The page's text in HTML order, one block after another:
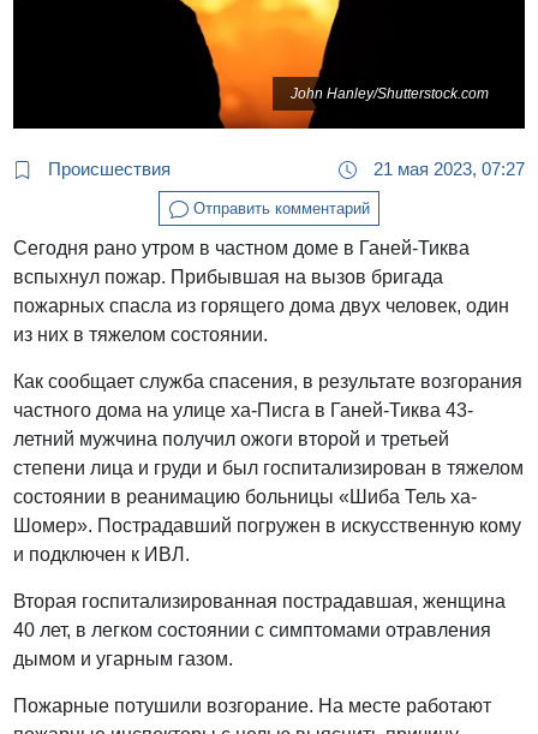
John Hanley/Shutterstock.com
Происшествия 21 мая 2023, 07:27
Отправить комментарий
Сегодня рано утром в частном доме в Ганей-Тиква
вспыхнул пожар. Прибывшая на вызов бригада
пожарных спасла из горящего дома двух человек, один
из них в тяжелом состоянии.
Как сообщает служба спасения, в результате возгорания
частного дома на улице ха-Писга в Ганей-Тиква 43-
летний мужчина получил ожоги второй и третьей
степени лица и груди и был госпитализирован в тяжелом
состоянии в реанимацию больницы «Шиба Тель ха-
Шомер». Пострадавший погружен в искусственную кому
и подключен к ИВЛ.
Вторая госпитализированная пострадавшая, женщина
40 лет, в легком состоянии с симптомами отравления
дымом и угарным газом.
Пожарные потушили возгорание. На месте работают